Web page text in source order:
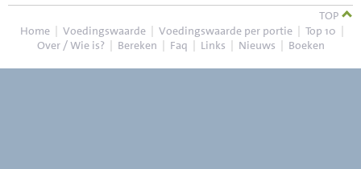
TOP
Home | Voedingswaarde | Voedingswaarde per portie | Top 10 |
Over / Wie is? | Bereken | Faq | Links | Nieuws | Boeken